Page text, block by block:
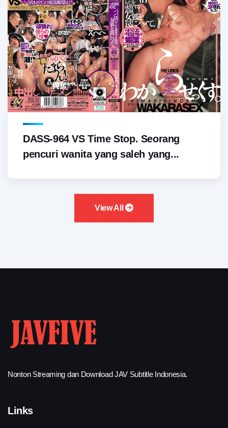
DASS-964 VS Time Stop. Seorang
pencuri wanita yang saleh yang...
View All
Nonton Streaming dan Download JAV Subtitle Indonesia.
Links